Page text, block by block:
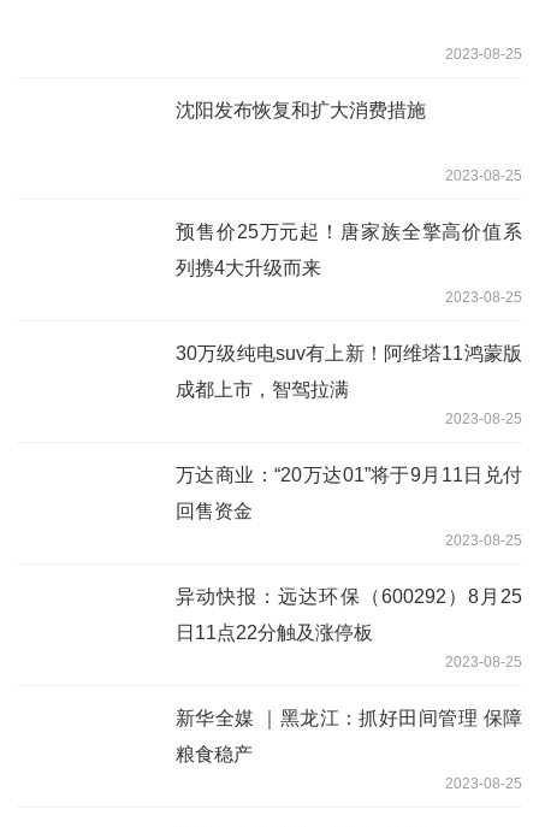
2023-08-25
沈阳发布恢复和扩大消费措施
2023-08-25
预售价25万元起！唐家族全擎高价值系
列携4大升级而来
2023-08-25
30万级纯电suv有上新！阿维塔11鸿蒙版
成都上市，智驾拉满
2023-08-25
万达商业：“20万达01”将于9月11日兑付
回售资金
2023-08-25
异动快报：远达环保（600292）8月25
日11点22分触及涨停板
2023-08-25
新华全媒 ｜黑龙江：抓好田间管理 保障
粮食稳产
2023-08-25